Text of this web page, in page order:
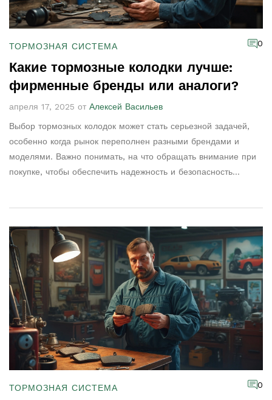
ТОРМОЗНАЯ СИСТЕМА 0
Какие тормозные колодки лучше:
фирменные бренды или аналоги?
апреля 17, 2025 от Алексей Васильев
Выбор тормозных колодок может стать серьезной задачей,
особенно когда рынок переполнен разными брендами и
моделями. Важно понимать, на что обращать внимание при
покупке, чтобы обеспечить надежность и безопасность
помогут в выборе. Следуя нашим рекомендациям, вы
найдете идеальные тормозные колодки для своего
автомобиля.
ТОРМОЗНАЯ СИСТЕМА 0